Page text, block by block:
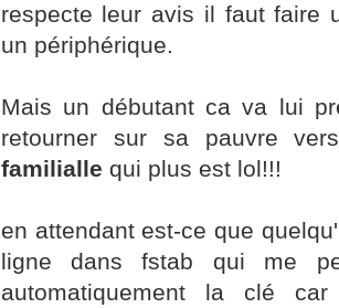
respecte leur avis il faut faire
un périphérique.
Mais un débutant ca va lui
retourner sur sa pauvre
familialle qui plus est lol!!!
en attendant est-ce que
ligne dans fstab qui me
automatiquement la clé